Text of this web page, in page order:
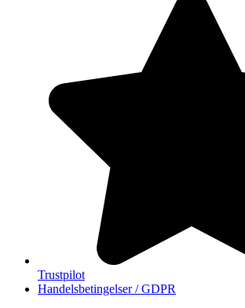
Trustpilot
Handelsbetingelser / GDPR